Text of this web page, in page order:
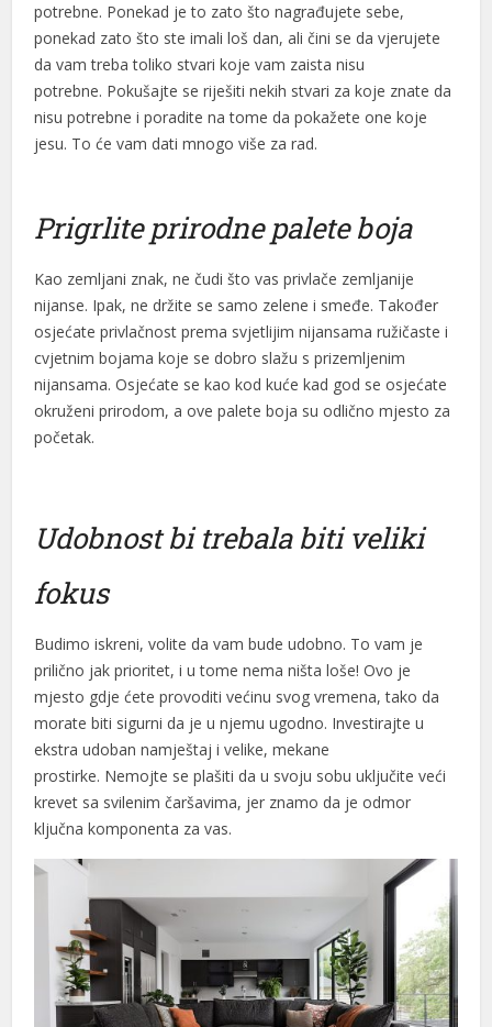
potrebne. Ponekad je to zato što nagrađujete sebe,
ponekad zato što ste imali loš dan, ali čini se da vjerujete
da vam treba toliko stvari koje vam zaista nisu
potrebne. Pokušajte se riješiti nekih stvari za koje znate da
nisu potrebne i poradite na tome da pokažete one koje
jesu. To će vam dati mnogo više za rad.
Prigrlite prirodne palete boja
Kao zemljani znak, ne čudi što vas privlače zemljanije
nijanse. Ipak, ne držite se samo zelene i smeđe. Također
osjećate privlačnost prema svjetlijim nijansama ružičaste i
cvjetnim bojama koje se dobro slažu s prizemljenim
nijansama. Osjećate se kao kod kuće kad god se osjećate
okruženi prirodom, a ove palete boja su odlično mjesto za
početak.
Udobnost bi trebala biti veliki
fokus
Budimo iskreni, volite da vam bude udobno. To vam je
prilično jak prioritet, i u tome nema ništa loše! Ovo je
mjesto gdje ćete provoditi većinu svog vremena, tako da
morate biti sigurni da je u njemu ugodno. Investirajte u
ekstra udoban namještaj i velike, mekane
prostirke. Nemojte se plašiti da u svoju sobu uključite veći
krevet sa svilenim čaršavima, jer znamo da je odmor
ključna komponenta za vas.